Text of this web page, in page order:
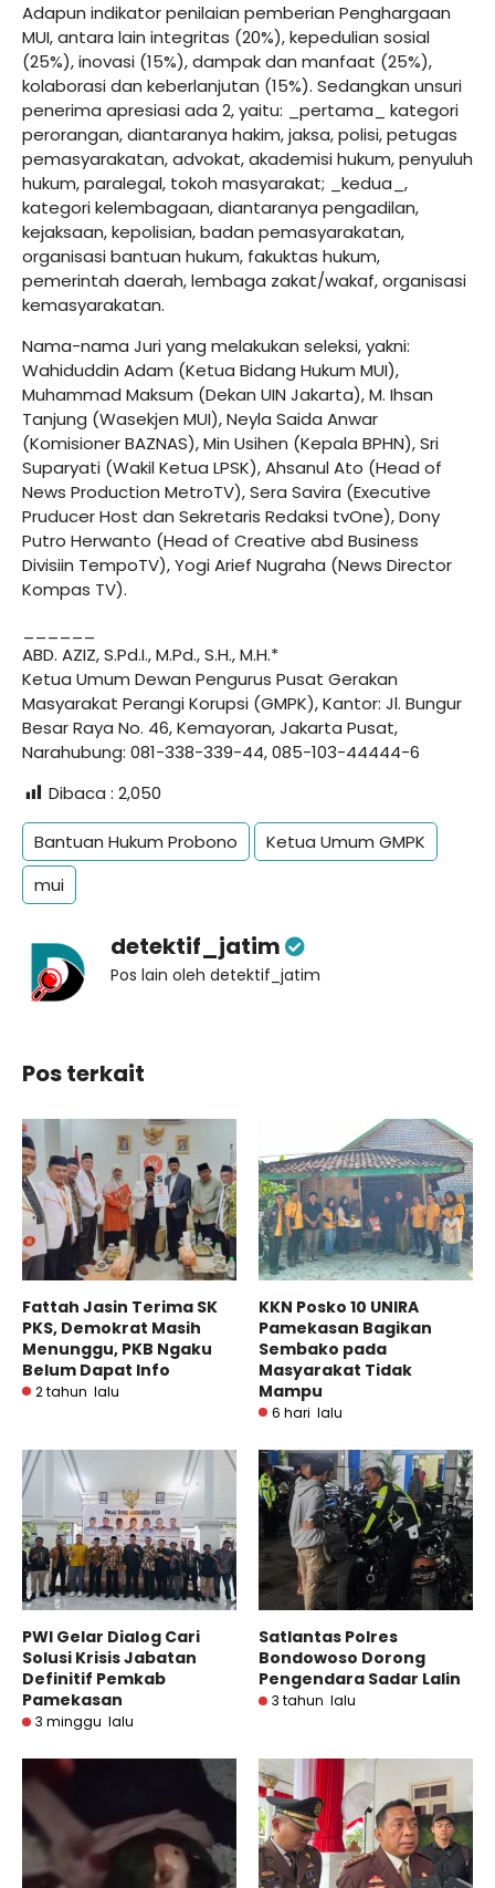
Adapun indikator penilaian pemberian Penghargaan
MUI, antara lain integritas (20%), kepedulian sosial
(25%), inovasi (15%), dampak dan manfaat (25%),
kolaborasi dan keberlanjutan (15%). Sedangkan unsuri
penerima apresiasi ada 2, yaitu: _pertama_ kategori
perorangan, diantaranya hakim, jaksa, polisi, petugas
pemasyarakatan, advokat, akademisi hukum, penyuluh
hukum, paralegal, tokoh masyarakat; _kedua_,
kategori kelembagaan, diantaranya pengadilan,
kejaksaan, kepolisian, badan pemasyarakatan,
organisasi bantuan hukum, fakuktas hukum,
pemerintah daerah, lembaga zakat/wakaf, organisasi
kemasyarakatan.
Nama-nama Juri yang melakukan seleksi, yakni:
Wahiduddin Adam (Ketua Bidang Hukum MUI),
Muhammad Maksum (Dekan UIN Jakarta), M. Ihsan
Tanjung (Wasekjen MUI), Neyla Saida Anwar
(Komisioner BAZNAS), Min Usihen (Kepala BPHN), Sri
Suparyati (Wakil Ketua LPSK), Ahsanul Ato (Head of
News Production MetroTV), Sera Savira (Executive
Pruducer Host dan Sekretaris Redaksi tvOne), Dony
Putro Herwanto (Head of Creative abd Business
Divisiin TempoTV), Yogi Arief Nugraha (News Director
Kompas TV).
ABD. AZIZ, S.Pd.I., M.Pd., S.H., M.H.*
Ketua Umum Dewan Pengurus Pusat Gerakan
Masyarakat Perangi Korupsi (GMPK), Kantor: Jl. Bungur
Besar Raya No. 46, Kemayoran, Jakarta Pusat,
Narahubung: 081-338-339-44, 085-103-44444-6
Dibaca : 2,050
Bantuan Hukum Probono
Ketua Umum GMPK
mui
detektif_jatim
Pos lain oleh detektif_jatim
Pos terkait
Fattah Jasin Terima SK
PKS, Demokrat Masih
Menunggu, PKB Ngaku
Belum Dapat Info
2 tahun lalu
KKN Posko 10 UNIRA
Pamekasan Bagikan
Sembako pada
Masyarakat Tidak
Mampu
6 hari lalu
PWI Gelar Dialog Cari
Solusi Krisis Jabatan
Definitif Pemkab
Pamekasan
3 minggu lalu
Satlantas Polres
Bondowoso Dorong
Pengendara Sadar Lalin
3 tahun lalu